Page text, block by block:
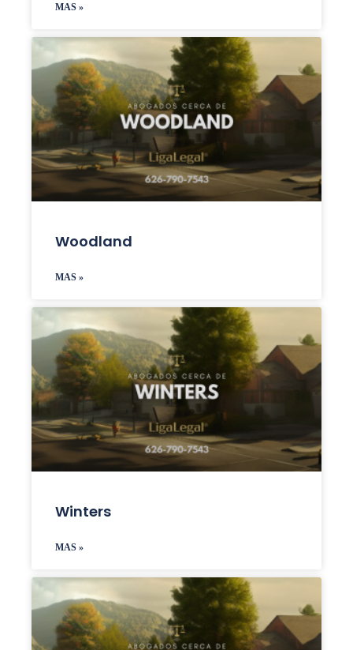
MAS »
Woodland
MAS »
Winters
MAS »